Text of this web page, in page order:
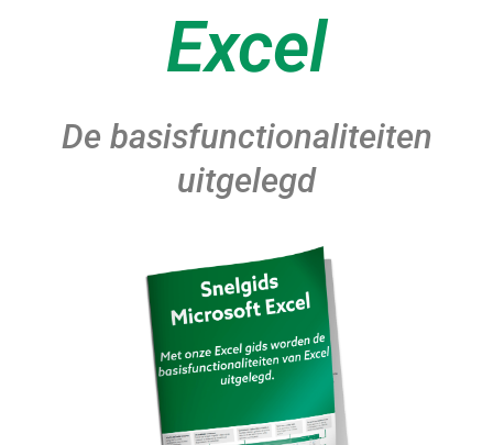
Excel
De basisfunctionaliteiten
uitgelegd